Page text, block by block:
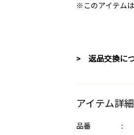
※このアイテム
> 返品交換に
アイテム詳細
品番 :